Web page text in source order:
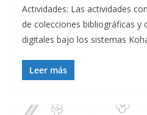
Actividades: Las actividades
de colecciones bibliográficas y
digitales bajo los sistemas
Leer más